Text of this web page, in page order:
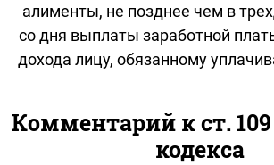
алименты, не позднее чем в
со дня выплаты заработной
дохода лицу, обязанному
Комментарий к ст.
кодекса